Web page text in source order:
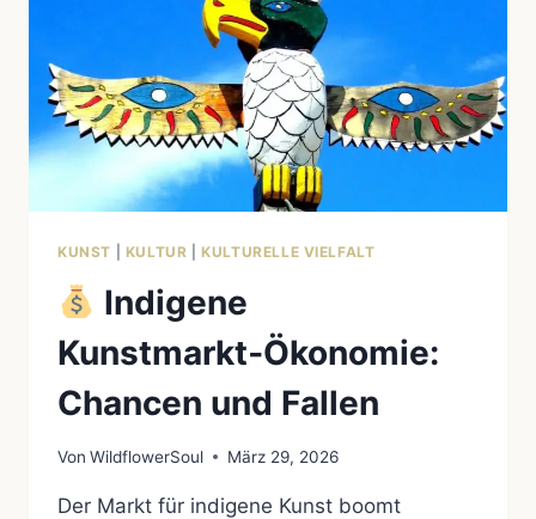
KUNST KULTUR |KULTURELLE VIELFALT
Indigene
Kunstmarkt‑Ökonomie:
Chancen und Fallen
Von WildflowerSoul März 29, 2026
Der Markt für indigene Kunst boomt